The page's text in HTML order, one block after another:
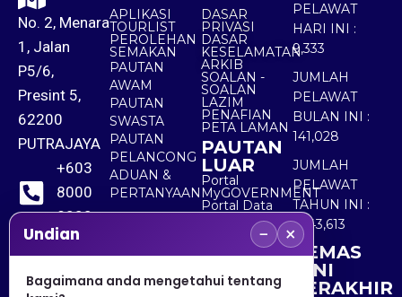
No. 2, Menara
1, Jalan
P5/6,
Presint 5,
62200
PUTRAJAYA
+603
8000
8000
+603
8891
APLIKASI
TOURLIST
PEROLEHAN
SEMAKAN
PAUTAN
AWAM
PAUTAN
SWASTA
PAUTAN
PELANCONG
ADUAN &
PERTANYAAN
DASAR
PRIVASI
DASAR
KESELAMATAN
ARKIB
SOALAN -
SOALAN
LAZIM
PENAFIAN
PETA LAMAN
PAUTAN
LUAR
Portal
MyGOVERNMENT
Portal Data
Terbuka
Sektor Awam
PELAWAT
HARI INI :
9,333
JUMLAH
PELAWAT
BULAN INI :
141,028
JUMLAH
PELAWAT
TAHUN INI :
5,543,613
KEMAS
KINI
TERAKHIR
Undian − ×
Bagaimana anda mengetahui tentang